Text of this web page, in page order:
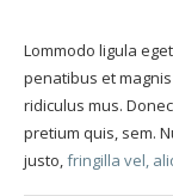
Lommodo ligula
penatibus et
ridiculus mus.
pretium quis, sem.
justo,fringilla vel,